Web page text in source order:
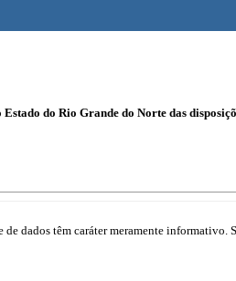
Estado do Rio Grande do Norte das
de dados têm caráter meramente